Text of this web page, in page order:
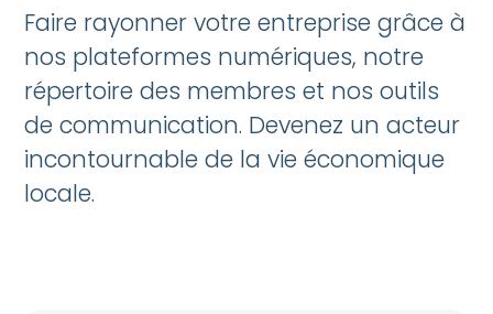
Faire rayonner votre entreprise grâce à
nos plateformes numériques, notre
répertoire des membres et nos outils
de communication. Devenez un acteur
incontournable de la vie économique
locale.